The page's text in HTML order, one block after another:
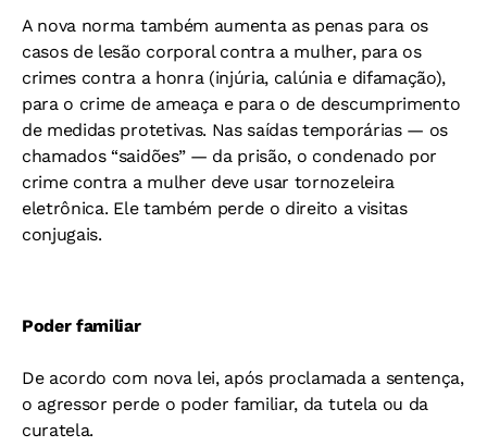
A nova norma também aumenta as penas para os
casos de lesão corporal contra a mulher, para os
crimes contra a honra (injúria, calúnia e difamação),
para o crime de ameaça e para o de descumprimento
de medidas protetivas. Nas saídas temporárias — os
chamados “saidões” — da prisão, o condenado por
crime contra a mulher deve usar tornozeleira
eletrônica. Ele também perde o direito a visitas
conjugais.
Poder familiar
De acordo com nova lei, após proclamada a sentença,
o agressor perde o poder familiar, da tutela ou da
curatela.